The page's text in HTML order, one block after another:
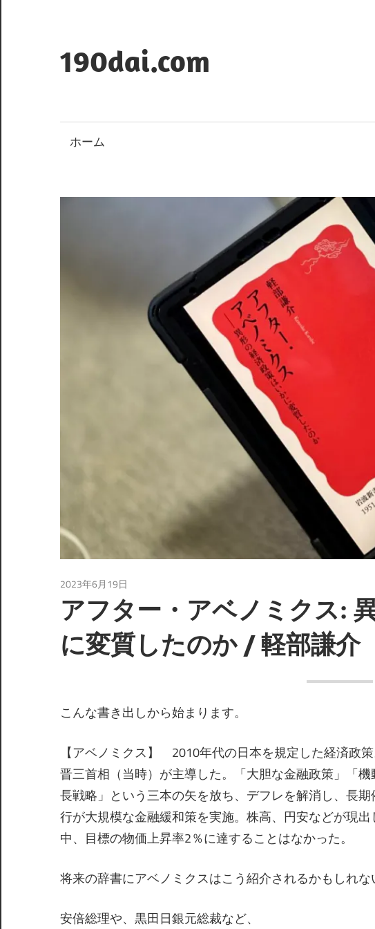
テ
ン
キ
190dai.com
ホーム
2023年6月19日
アフター・アベノミクス:
に変質したのか / 軽部謙介
こんな書き出しから始まります。
【アベノミクス】 2010年代の日本を規定した経済政
晋三首相（当時）が主導した。「大胆な金融政策」「
長戦略」という三本の矢を放ち、デフレを解消し、長
行が大規模な金融緩和策を実施。株高、円安などが現
中、目標の物価上昇率2％に達することはなかった。
将来の辞書にアベノミクスはこう紹介されるかもしれな
安倍総理や、黒田日銀元総裁など、